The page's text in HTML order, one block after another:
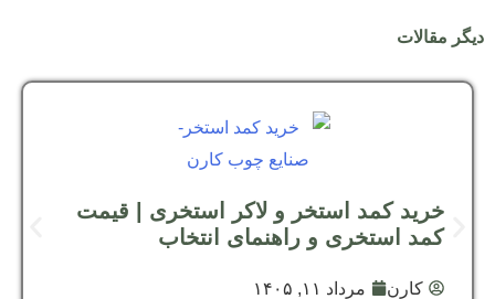
دیگر مقالات
خرید کمد استخر و لاکر استخری | قیمت
کمد استخری و راهنمای انتخاب
کارن مرداد ۱۱, ۱۴۰۵